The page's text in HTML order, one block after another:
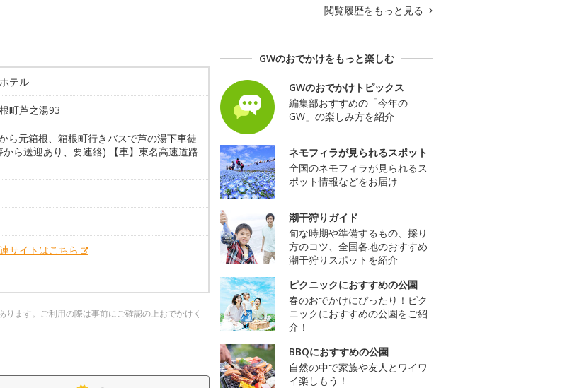
テル
町芦之湯93
から元箱根、箱根町行きバスで芦の湯下車徒
ら送迎あり、要連絡) 【車】東名高速道路
サイトはこちら
ます。ご利用の際は事前にご確認の上おでかけく
閲覧履歴をもっと見る
GWのおでかけをもっと楽しむ
GWのおでかけトピックス
編集部おすすめの「今年の
GW」の楽しみ方を紹介
ネモフィラが見られるスポット
全国のネモフィラが見られるス
ポット情報などをお届け
潮干狩りガイド
旬な時期や準備するもの、採り
方のコツ、全国各地のおすすめ
潮干狩りスポットを紹介
ピクニックにおすすめの公園
春のおでかけにぴったり！ピク
ニックにおすすめの公園をご紹
介！
BBQにおすすめの公園
自然の中で家族や友人とワイワ
イ楽しもう！